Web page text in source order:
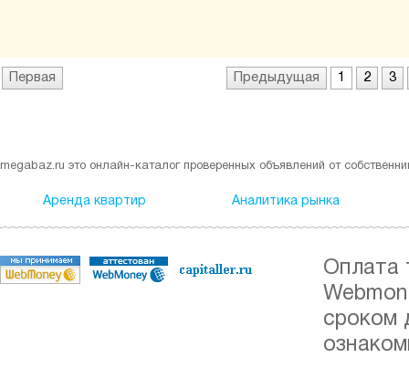
Первая Предыдущая 1 2 3
megabaz.ru это онлайн-каталог проверенных объявлений от
Аренда квартир Аналитика рынка
Оплата
сроком